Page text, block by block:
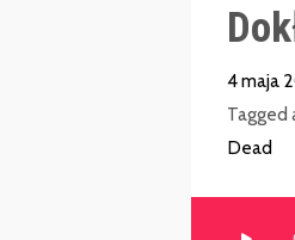
4 maja
Tagged
Dead